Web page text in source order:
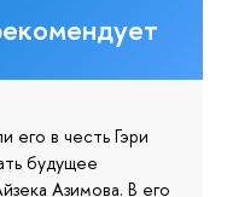
его в честь Гэри
будущее
Азимова. В его